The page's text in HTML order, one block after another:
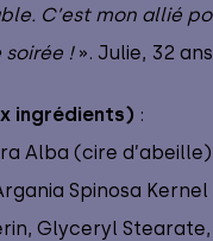
C’est mon allié
soirée !». Julie, 32
ingrédients) :
Alba (cire
Spinosa
Glyceryl